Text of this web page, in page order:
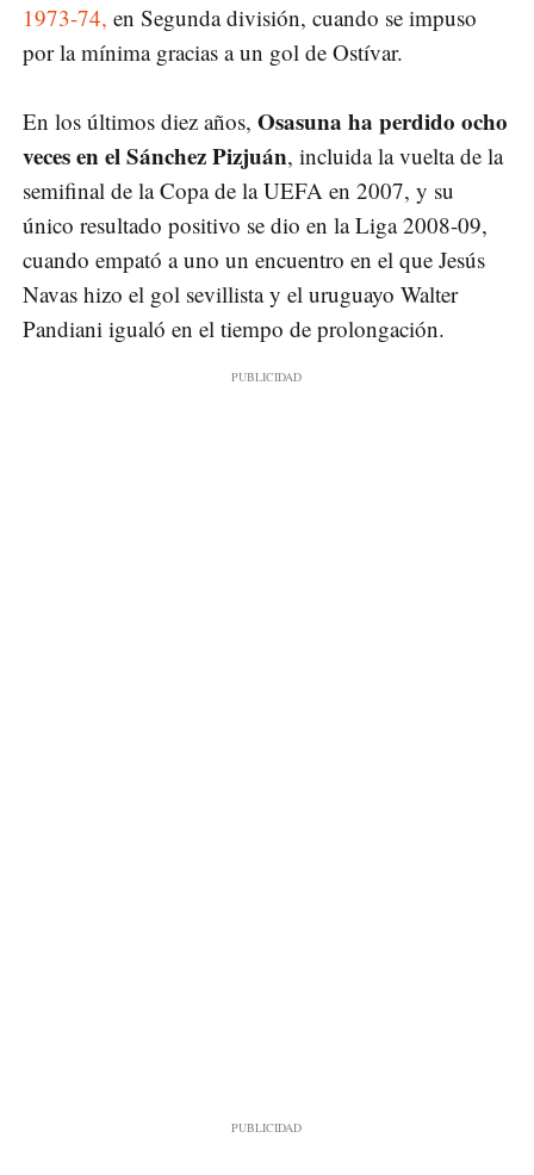
1973-74, en Segunda división, cuando se impuso
por la mínima gracias a un gol de Ostívar.
En los últimos diez años, Osasuna ha perdido ocho
veces en el Sánchez Pizjuán, incluida la vuelta de la
semifinal de la Copa de la UEFA en 2007, y su
único resultado positivo se dio en la Liga 2008-09,
cuando empató a uno un encuentro en el que Jesús
Navas hizo el gol sevillista y el uruguayo Walter
Pandiani igualó en el tiempo de prolongación.